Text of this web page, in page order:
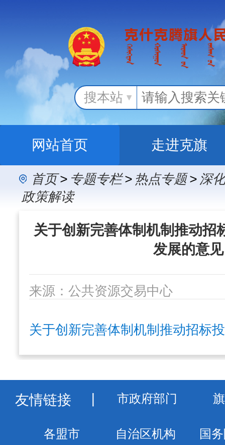
搜本站
网站首页 走进克旗
办事服务 政民
首页 > 专题专栏 > 热点专题 > 深
政策解读
关于创新完善体制机制推动招
发展的意见
来源：公共资源交易中心
字号： 大 中 小
关于创新完善体制机制推动招标
友情链接